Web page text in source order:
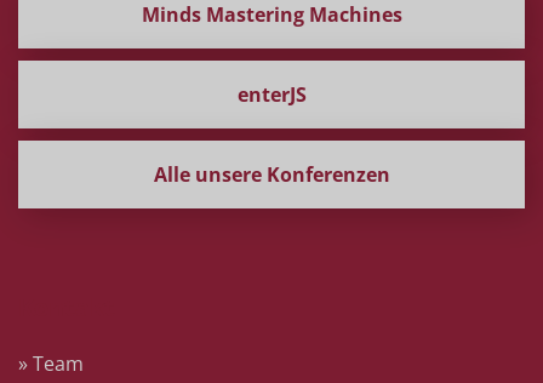
Minds Mastering Machines
enterJS
Alle unsere Konferenzen
» Team